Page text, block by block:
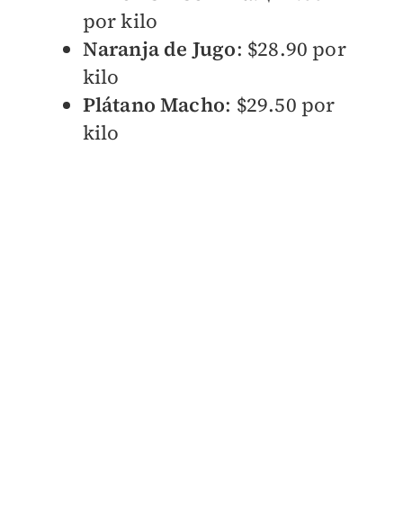
por kilo
Naranja de Jugo: $28.90 por
kilo
Plátano Macho: $29.50 por
kilo